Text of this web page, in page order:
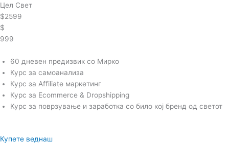
Цел Свет
$2599
$
999
60 дневен предизвик со Мирко
Курс за самоанализа
Курс за Affiliate маркетинг
Курс за Ecommerce & Dropshipping
Курс за поврзување и заработка со било кој бренд од светот
Купете веднаш